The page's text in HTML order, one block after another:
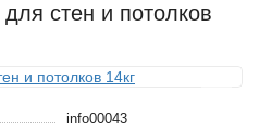
стен и потолков
info00043